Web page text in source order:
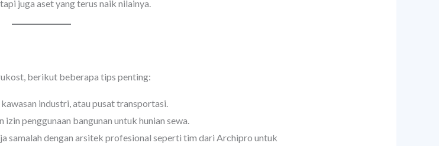
juga aset yang terus naik nilainya.
berikut beberapa tips penting:
industri, atau pusat transportasi.
penggunaan bangunan untuk hunian sewa.
samalah dengan arsitek profesional seperti tim dari Archipro untuk